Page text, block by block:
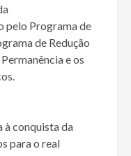
pelo Programa de
de Redução
e os
à conquista da
para o real